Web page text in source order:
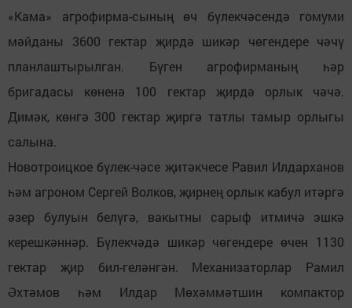
«Кама» агрофирма-сының өч бүлекчәсендә гомуми
мәйданы 3600 гектар җирдә шикәр чөгендере чәчү
планлаштырылган. Бүген агрофирманың һәр
бригадасы көненә 100 гектар җирдә орлык чәчә.
Димәк, көнгә 300 гектар җиргә татлы тамыр орлыгы
салына.
Новотроицкое бүлек-чәсе җитәкчесе Равил Илдарханов
һәм агроном Сергей Волков, җирнең орлык кабул итәргә
әзер булуын белүгә, вакытны сарыф итмичә эшкә
керешкәннәр. Бүлекчәдә шикәр чөгендере өчен 1130
гектар җир бил-геләнгән. Механизаторлар Рамил
Әхтәмов һәм Илдар Мөхәммәтшин компактор